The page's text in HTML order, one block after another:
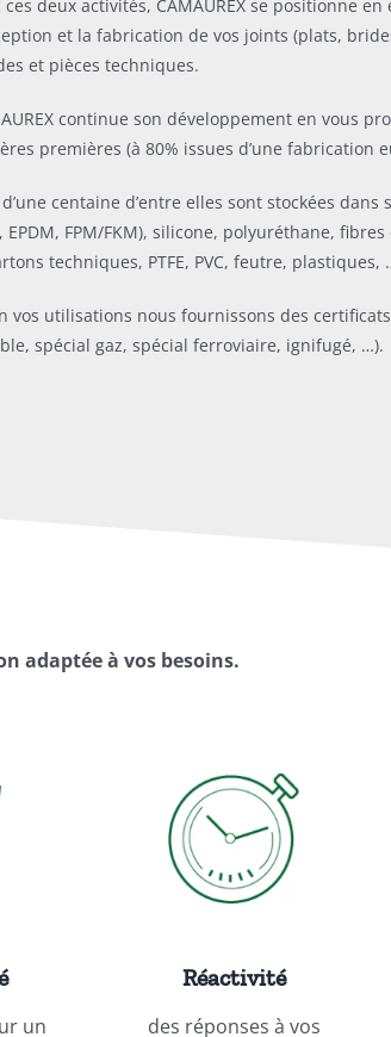
ces deux activités, CAMAUREX se positionne
et la fabrication de vos joints (plats,
et pièces techniques.
continue son développement en vous
premières (à 80% issues d’une fabrication
centaine d’entre elles sont stockées dans
EPDM, FPM/FKM), silicone, polyuréthane,
techniques, PTFE, PVC, feutre, plastiques,
vos utilisations nous fournissons des
spécial gaz, spécial ferroviaire, ignifugé, …).
adaptée à vos besoins.
un
Réactivité
des réponses à vos